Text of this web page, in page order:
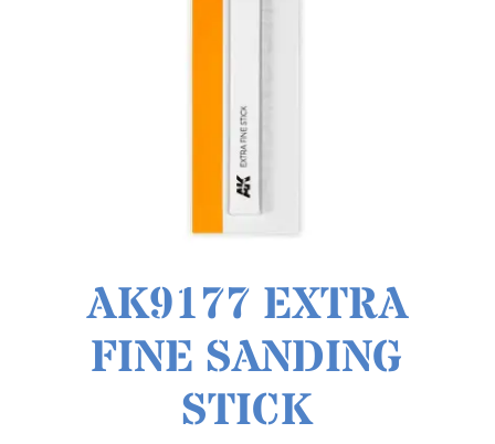
AK9177 EXTRA
FINE SANDING
STICK